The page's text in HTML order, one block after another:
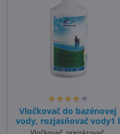
Vločkovač do bazénovej
vody, rozjasňovač vody1 l